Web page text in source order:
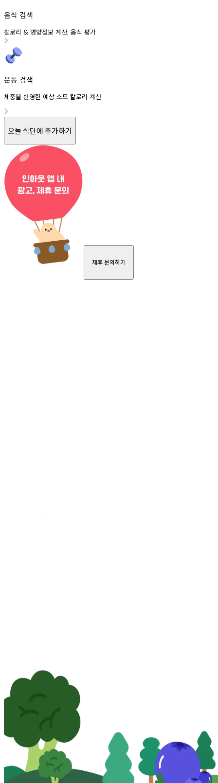
음식 검색
칼로리 & 영양정보 계산, 음식 평가
운동 검색
체중을 반영한 예상 소모 칼로리 계산
오늘 식단에 추가하기
제휴 문의하기